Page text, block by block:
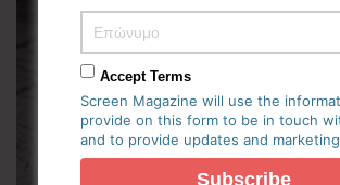
Accept Terms
Screen Magazine will use the
provide on this form to be in touch
and to provide updates and